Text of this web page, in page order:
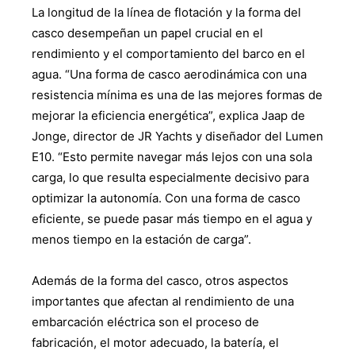
La longitud de la línea de flotación y la forma del
casco desempeñan un papel crucial en el
rendimiento y el comportamiento del barco en el
agua. “Una forma de casco aerodinámica con una
resistencia mínima es una de las mejores formas de
mejorar la eficiencia energética”, explica Jaap de
Jonge, director de JR Yachts y diseñador del Lumen
E10. “Esto permite navegar más lejos con una sola
carga, lo que resulta especialmente decisivo para
optimizar la autonomía. Con una forma de casco
eficiente, se puede pasar más tiempo en el agua y
menos tiempo en la estación de carga”.
Además de la forma del casco, otros aspectos
importantes que afectan al rendimiento de una
embarcación eléctrica son el proceso de
fabricación, el motor adecuado, la batería, el